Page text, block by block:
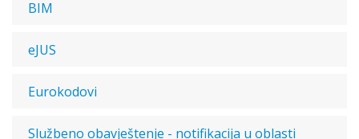
BIM
eJUS
Eurokodovi
Službeno obavještenje - notifikacija u oblasti